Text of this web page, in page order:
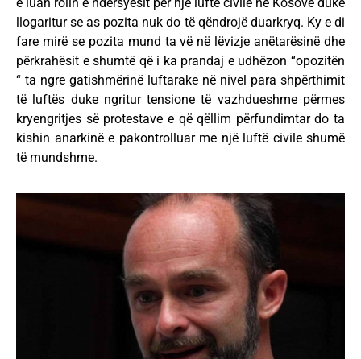
llogaritur se as pozita nuk do të qëndrojë duarkryq. Ky e di
fare mirë se pozita mund ta vë në lëvizje anëtarësinë dhe
përkrahësit e shumtë që i ka prandaj e udhëzon “opozitën
“ ta ngre gatishmërinë luftarake në nivel para shpërthimit
të luftës duke ngritur tensione të vazhdueshme përmes
kryengritjes së protestave e që qëllim përfundimtar do ta
kishin anarkinë e pakontrolluar me një luftë civile shumë
të mundshme.